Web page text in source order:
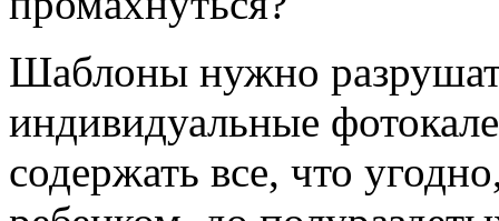
Шаблоны нужно
индивидуальные
содержать все, что